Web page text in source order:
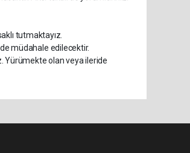
tutmaktayız.
müdahale edilecektir.
Yürümekte olan veya ileride